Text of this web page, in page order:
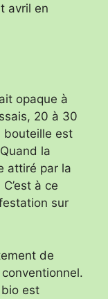
avril en
opaque à
20 à 30
bouteille est
la
attiré par la
à ce
sur
de
bio est